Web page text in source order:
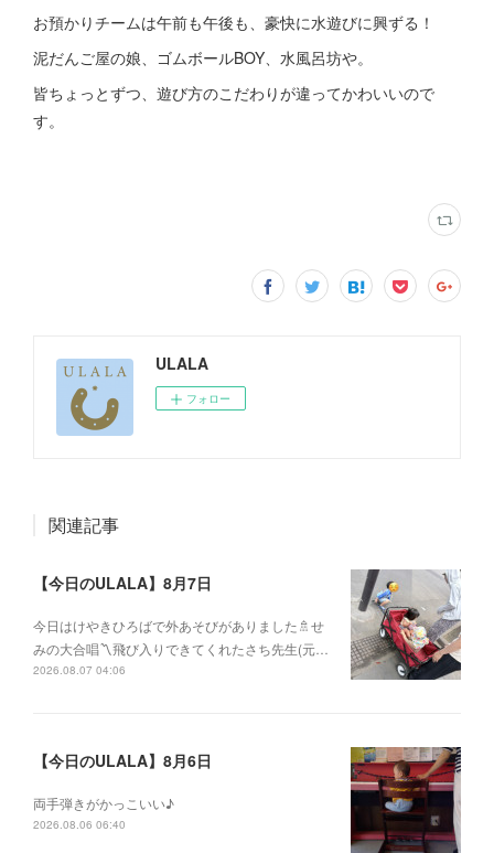
お預かりチームは午前も午後も、豪快に水遊びに興ずる！
泥だんご屋の娘、ゴムボールBOY、水風呂坊や。
皆ちょっとずつ、遊び方のこだわりが違ってかわいいので
す。
ULALA
フォロー
関連記事
【今日のULALA】8月7日
今日はけやきひろばで外あそびがありました🚿せ
みの大合唱〽飛び入りできてくれたさち先生(元…
2026.08.07 04:06
【今日のULALA】8月6日
両手弾きがかっこいい♪
2026.08.06 06:40